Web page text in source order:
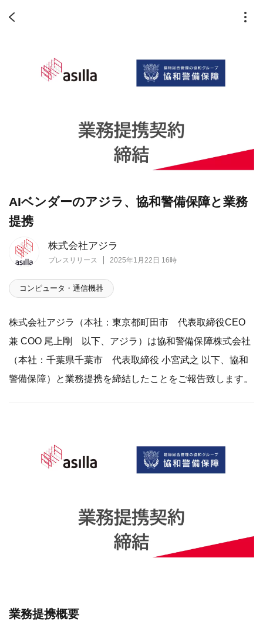
株式会社アジラ
プレスリリース 2025年1月22日 16時
AIベンダーのアジラ、協和警備保障と業務
提携
コンピュータ・通信機器
株式会社アジラ（本社：東京都町田市 代表取締役CEO
兼 COO 尾上剛 以下、アジラ）は協和警備保障株式会社
（本社：千葉県千葉市 代表取締役 小宮武之 以下、協和
警備保障）と業務提携を締結したことをご報告致します。
業務提携概要